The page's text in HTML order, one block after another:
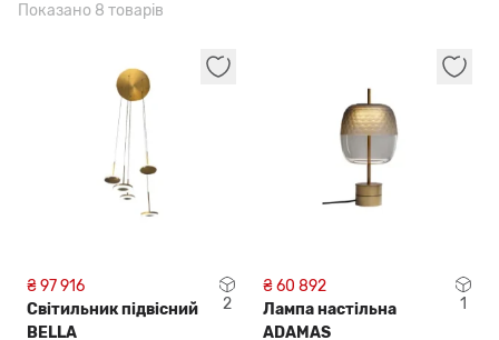
Показано 8 товарів
₴ 97 916
Світильник підвісний
BELLA
2
₴ 60 892
Лампа настільна
ADAMAS
1